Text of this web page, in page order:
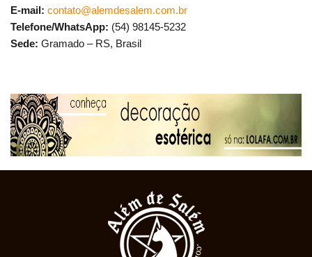
E-mail: contato@alemdesalem.com.br
Telefone/WhatsApp: (54) 98145-5232
Sede: Gramado – RS, Brasil